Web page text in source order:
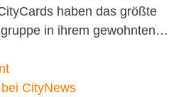
haben das größte
in ihrem gewohnten…
CityNews